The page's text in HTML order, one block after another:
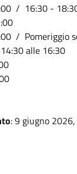
/ 16:30 -
/ Pomeriggio
alle 16:30
: 9 giugno